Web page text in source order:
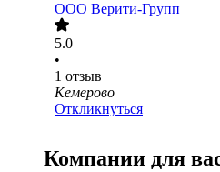
ООО Верити-Групп
5.0
•
1 отзыв
Кемерово
Откликнуться
Компании для